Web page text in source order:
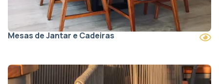
Mesas de Jantar e Cadeiras